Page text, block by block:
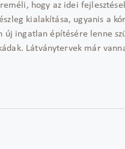
hogy az idei
kialakítása, ugyanis a
új ingatlan építésére lenne
Látványtervek már